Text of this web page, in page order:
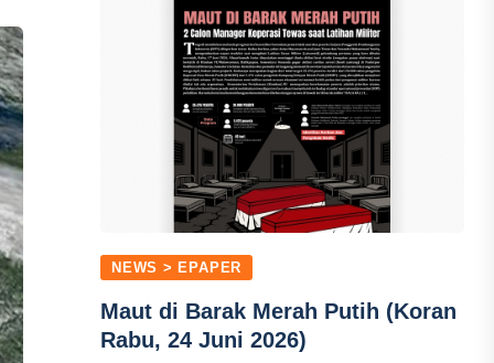
NEWS > EPAPER
Maut di Barak Merah Putih (Koran
Rabu, 24 Juni 2026)